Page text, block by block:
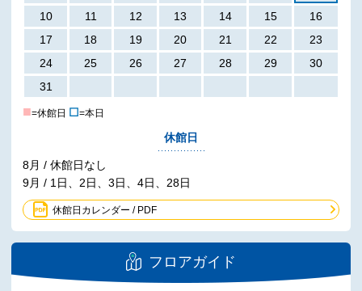
10
11 12 13 14 15
16
17
18 19 20 21 22
23
24
25 26 27 28 29
30
31
■=休館日 ☐=本日
休館日
8月 / 休館日なし
9月 / 1日、2日、3日、4日、28日
休館日カレンダー / PDF
フロアガイド